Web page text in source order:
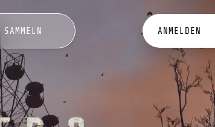
SAMMELN ANMELDEN